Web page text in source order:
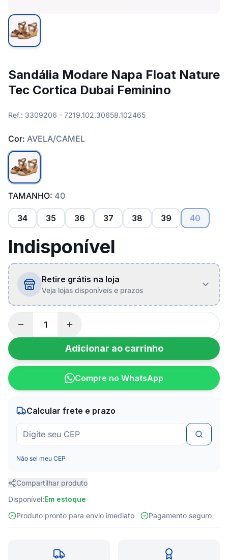
Sandália Modare Napa Float Nature
Tec Cortica Dubai Feminino
Ref.: 3309206 - 7219.102.30658.102465
Cor: AVELA/CAMEL
TAMANHO: 40
34 35 36 37 38 39 40
Indisponível
Retire grátis na loja
Veja lojas disponíveis e prazos
Adicionar ao carrinho
Compre no WhatsApp
Calcular frete e prazo
Não sei meu CEP
Compartilhar produto
Disponível:Em estoque
Produto pronto para envio imediato
Pagamento seguro